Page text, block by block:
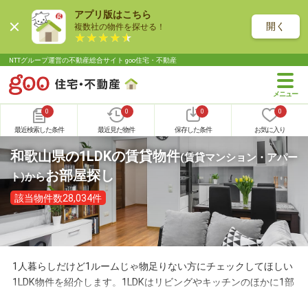
アプリ版はこちら
複数社の物件を探せる！ 開く
NTTグループ運営の不動産総合サイト goo住宅・不動産
0
最近検索した条件
0
最近見た物件
0
保存した条件
0
お気に入り
和歌山県の1LDKの賃貸物件(賃貸マンション・アパー
ト)からお部屋探し
該当物件数28,034件
1人暮らしだけど1ルームじゃ物足りない方にチェックしてほしい
1LDK物件を紹介します。1LDKはリビングやキッチンのほかに1部